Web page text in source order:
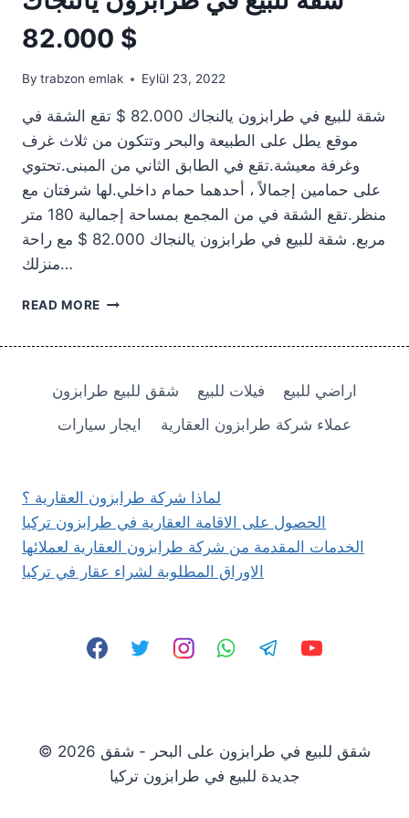
82.000 $
By trabzon emlak Eylül 23, 2022
شقة للبيع في طرابزون يالنجاك 82.000 $ تقع الشقة في
موقع يطل على الطبيعة والبحر وتتكون من ثلاث غرف
وغرفة معيشة.تقع في الطابق الثاني من المبنى.تحتوي
على حمامين إجمالاً ، أحدهما حمام داخلي.لها شرفتان مع
منظر.تقع الشقة في من المجمع بمساحة إجمالية 180 متر
مربع. شقة للبيع في طرابزون يالنجاك 82.000 $ مع راحة
منزلك…
READ MORE شقة
82.000
شقق للبيع طرابزون فيلات للبيع
اراضي للبيع
ايجار سيارات
عملاء شركة طرابزون العقارية
لماذا شركة طرابزون العقارية ؟
الحصول على الاقامة العقارية في طرابزون تركيا
الخدمات المقدمة من شركة طرابزون العقارية لعملائها
الاوراق المطلوبة لشراء عقار في تركيا
© 2026 شقق للبيع في طرابزون على البحر - شقق
جديدة للبيع في طرابزون تركيا